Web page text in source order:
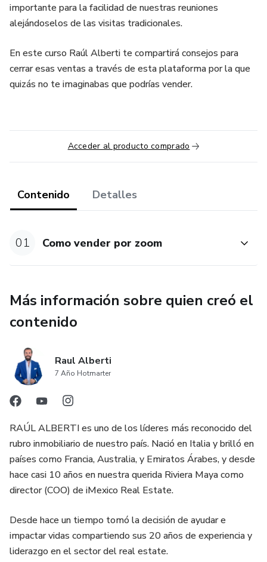
importante para la facilidad de nuestras reuniones
alejándoselos de las visitas tradicionales.
En este curso Raúl Alberti te compartirá consejos para
cerrar esas ventas a través de esta plataforma por la que
quizás no te imaginabas que podrías vender.
Acceder al producto comprado
Contenido Detalles
01 Como vender por zoom
Más información sobre quien creó el
contenido
Raul Alberti
7 Año Hotmarter
RAÚL ALBERTI es uno de los líderes más reconocido del
rubro inmobiliario de nuestro país. Nació en Italia y brilló en
países como Francia, Australia, y Emiratos Árabes, y desde
hace casi 10 años en nuestra querida Riviera Maya como
director (COO) de iMexico Real Estate.
Desde hace un tiempo tomó la decisión de ayudar e
impactar vidas compartiendo sus 20 años de experiencia y
liderazgo en el sector del real estate.